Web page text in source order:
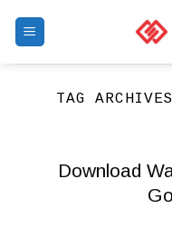
TAG
Download